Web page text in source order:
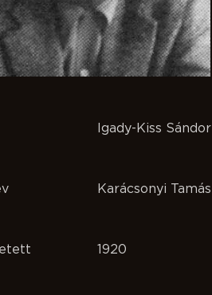
Igady-Kiss Sándor
Karácsonyi Tamás
1920